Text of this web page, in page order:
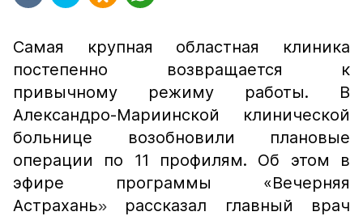
Самая крупная областная клиника
постепенно возвращается к
привычному режиму работы. В
Александро-Мариинской клинической
больнице возобновили плановые
операции по 11 профилям. Об этом в
эфире программы «Вечерняя
Астрахань» рассказал главный врач